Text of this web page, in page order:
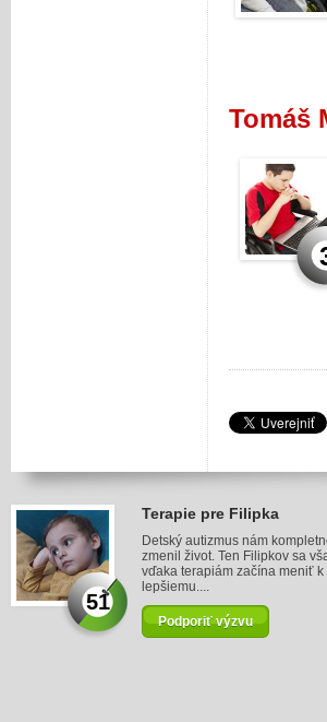
Tomáš
51
Terapie pre Filipka
Detský autizmus nám
zmenil život. Ten Filipkov sa
vďaka terapiám začína meniť k
lepšiemu....
Podporiť výzvu